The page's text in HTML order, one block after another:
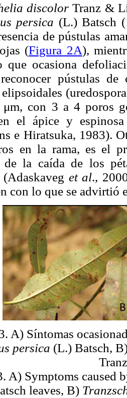
discolor Tranz &
persica (L.) Batsch
de pústulas
(Figura 2A),
que ocasiona
pústulas
elipsoidales
con 3 a 4 poros
el ápice y
e Hiratsuka, 1983).
en la rama, es el
de la caída de los
et al.,
con lo que se advirtió
A) Síntomas
persica (L.) Batsch,
A) Symptoms caused
leaves, B)